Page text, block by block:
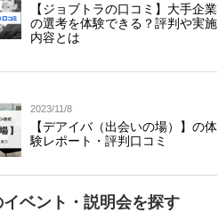
【ジョブトラの口コミ】大手企業
の選考を体験できる？評判や実施
内容とは
2023/11/8
【デアイバ（出会いの場）】の体
験レポート・評判口コミ
イベント・説明会を探す